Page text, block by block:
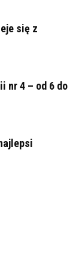
się z
nr 4 – od 6 do